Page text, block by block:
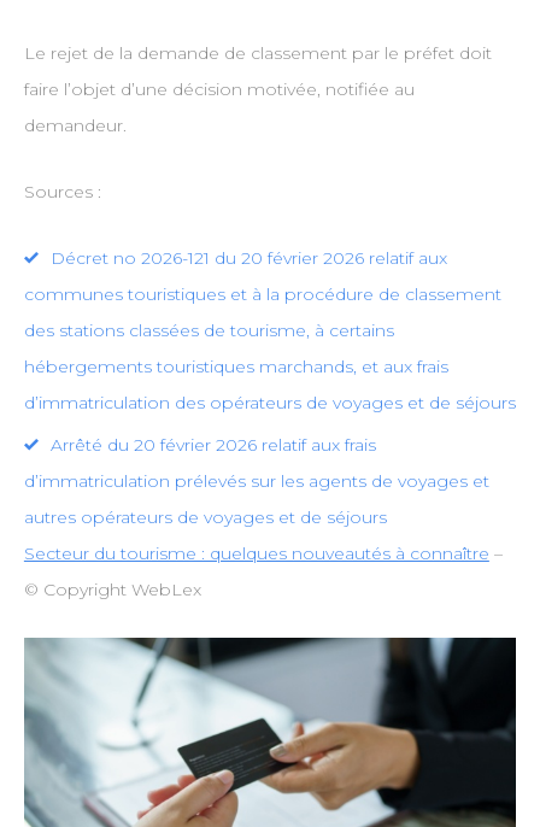
Le rejet de la demande de classement par le préfet doit
faire l’objet d’une décision motivée, notifiée au
demandeur.
Sources :
Décret no 2026-121 du 20 février 2026 relatif aux
communes touristiques et à la procédure de classement
des stations classées de tourisme, à certains
hébergements touristiques marchands, et aux frais
d’immatriculation des opérateurs de voyages et de séjours
Arrêté du 20 février 2026 relatif aux frais
d’immatriculation prélevés sur les agents de voyages et
autres opérateurs de voyages et de séjours
Secteur du tourisme : quelques nouveautés à connaître –
© Copyright WebLex